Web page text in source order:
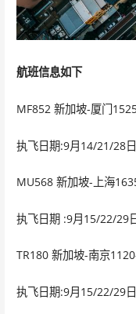
航班信息如下
MF852 新加坡-厦门
执飞日期:9月14/21/28日
MU568 新加坡-上海
执飞日期 :9月15/22/29
TR180 新加坡-南京
执飞日期:9月15/22/29日